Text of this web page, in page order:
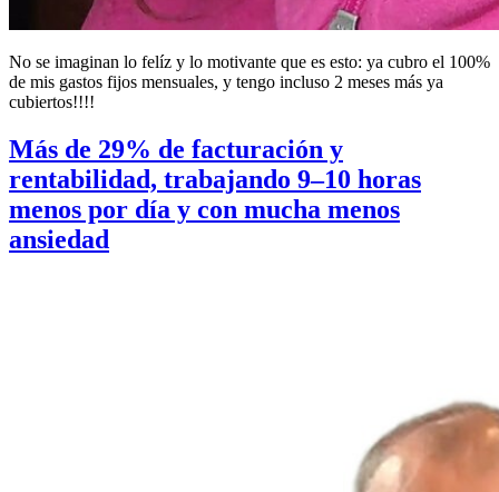
No se imaginan lo felíz y lo motivante que es esto: ya cubro el 100%
de mis gastos fijos mensuales, y tengo incluso 2 meses más ya
cubiertos!!!!
Más de 29% de facturación y
rentabilidad, trabajando 9–10 horas
menos por día y con mucha menos
ansiedad